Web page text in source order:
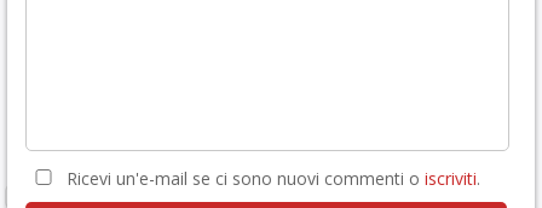
Ricevi un'e-mail se ci sono nuovi commenti o iscriviti.